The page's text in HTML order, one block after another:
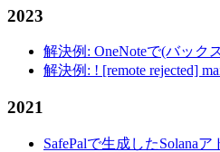
2023
解決例: OneNoteで(バック
解決例: ! [remote rejected]
2021
SafePalで生成したSolana